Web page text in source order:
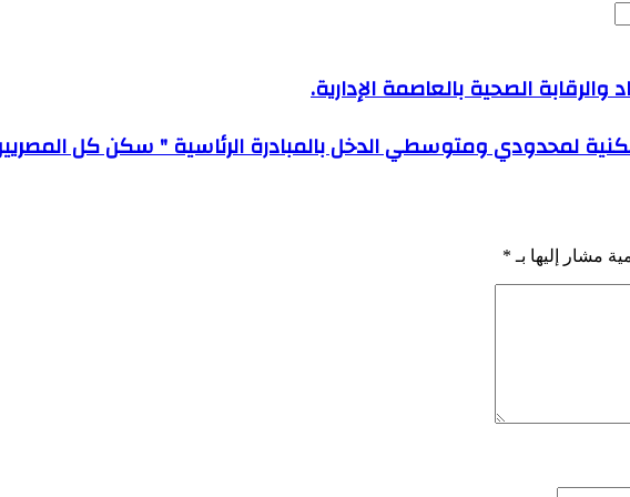
الصحية بالعاصمة الإدارية.
لمحدودي ومتوسطي الدخل بالمبادرة الرئاسية " سكن كل
مشار إليها بـ *